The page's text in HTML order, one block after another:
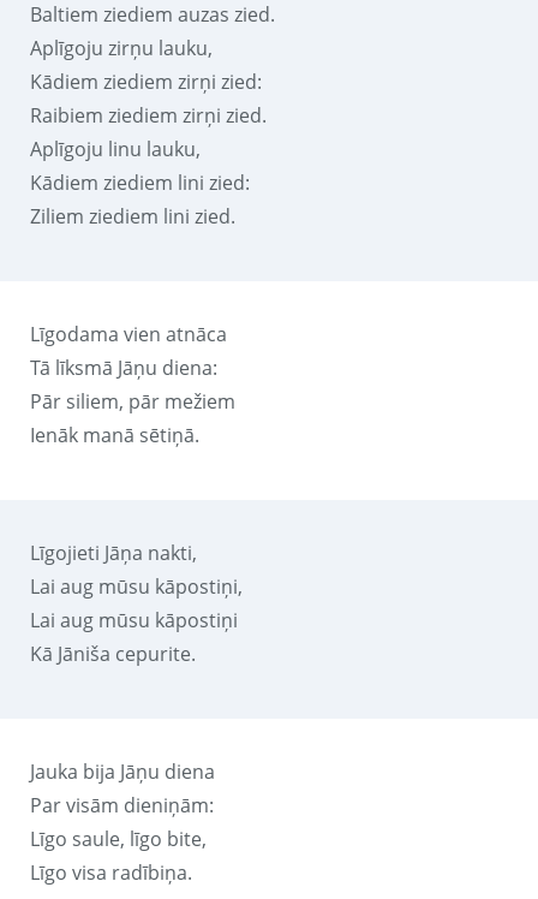
Baltiem ziediem auzas zied.
Aplīgoju zirņu lauku,
Kādiem ziediem zirņi zied:
Raibiem ziediem zirņi zied.
Aplīgoju linu lauku,
Kādiem ziediem lini zied:
Ziliem ziediem lini zied.
Līgodama vien atnāca
Tā līksmā Jāņu diena:
Pār siliem, pār mežiem
Ienāk manā sētiņā.
Līgojieti Jāņa nakti,
Lai aug mūsu kāpostiņi,
Lai aug mūsu kāpostiņi
Kā Jāniša cepurite.
Jauka bija Jāņu diena
Par visām dieniņām:
Līgo saule, līgo bite,
Līgo visa radībiņa.